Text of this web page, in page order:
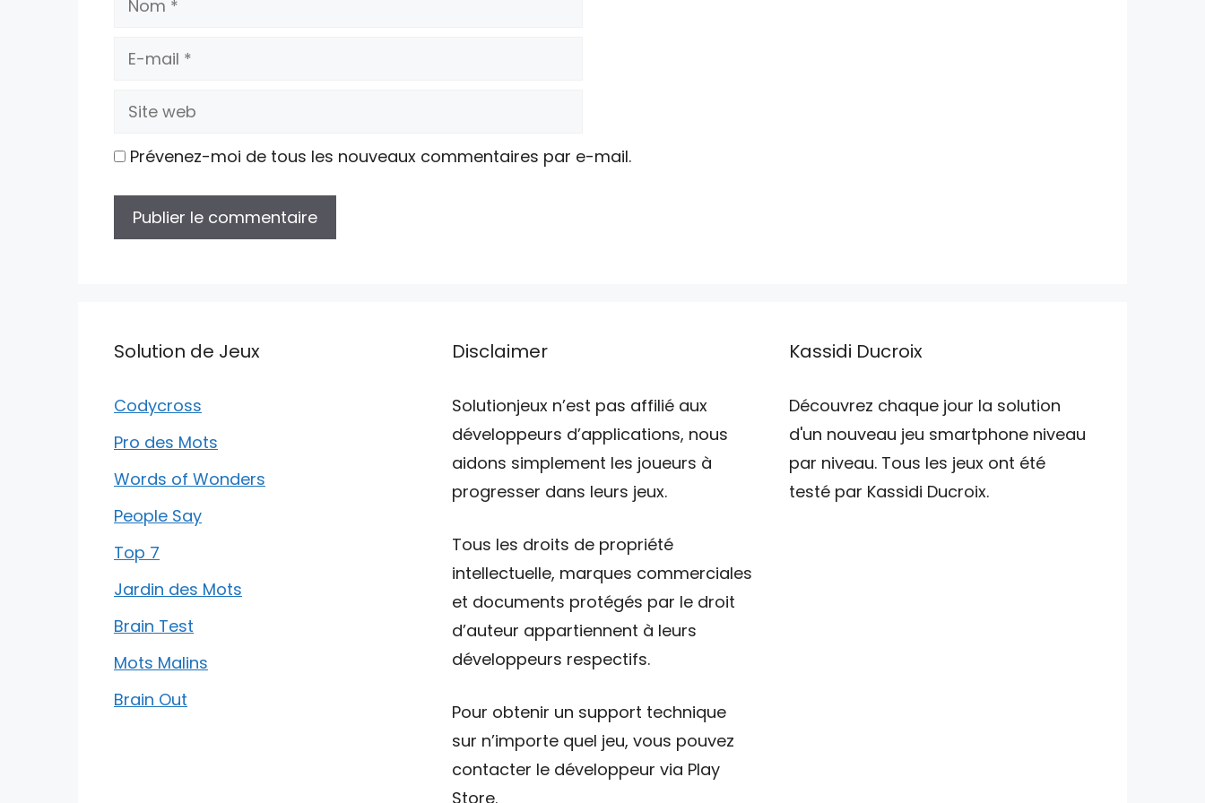
E-
Site
Prévenez-moi de tous les nouveaux commentaires par e-mail.
Solution de Jeux
Codycross
Pro des Mots
Words of Wonders
People Say
Top 7
Jardin des Mots
Brain Test
Mots Malins
Brain Out
Disclaimer
Solutionjeux n’est pas affilié aux
développeurs d’applications, nous
aidons simplement les joueurs à
progresser dans leurs jeux.
Tous les droits de propriété
intellectuelle, marques commerciales
et documents protégés par le droit
d’auteur appartiennent à leurs
développeurs respectifs.
Pour obtenir un support technique
sur n’importe quel jeu, vous pouvez
contacter le développeur via Play
Store.
Kassidi Ducroix
Découvrez chaque jour la solution
d'un nouveau jeu smartphone niveau
par niveau. Tous les jeux ont été
testé par Kassidi Ducroix.